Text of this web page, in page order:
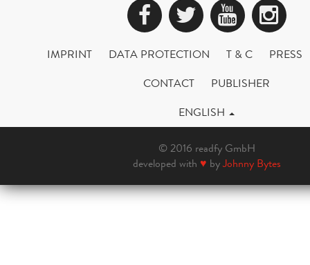
Facebook
Twitter
IMPRINT DATA PROTECTION T & C
PRESS
CONTACT
PUBLISHER
ENGLISH
© 2016 readfy GmbH
developed with ♥ byJohnny Bytes